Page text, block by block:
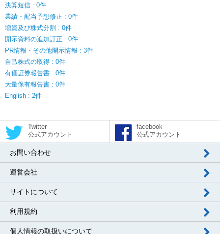
決算短信 : 0件
業績・配当予想修正 : 0件
増資及び株式分割 : 0件
開示資料の追加訂正 : 0件
PR情報・その他開示情報 : 3件
自己株式の取得 : 0件
有価証券報告書 : 0件
大量保有報告書 : 0件
English : 2件
Twitter
公式アカウント
facebook
公式アカウント
お問い合わせ
運営会社
サイトについて
利用規約
個人情報の取扱いについて